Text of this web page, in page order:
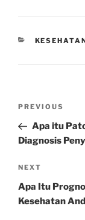
Previous
Post
PREVIOUS
Apa itu
Diagnosis
Next
Post
NEXT
Apa Itu
Kesehatan